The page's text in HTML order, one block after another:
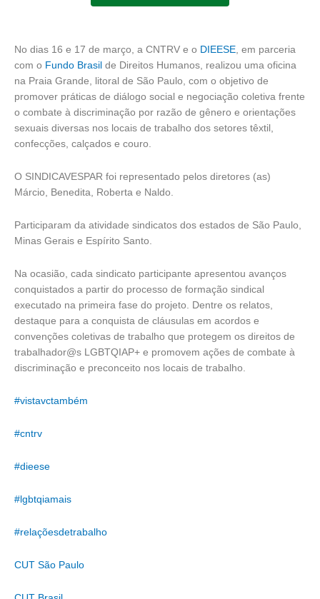
No dias 16 e 17 de março, a CNTRV e o DIEESE, em parceria
com o Fundo Brasil de Direitos Humanos, realizou uma oficina
na Praia Grande, litoral de São Paulo, com o objetivo de
promover práticas de diálogo social e negociação coletiva frente
o combate à discriminação por razão de gênero e orientações
sexuais diversas nos locais de trabalho dos setores têxtil,
confecções, calçados e couro.
O SINDICAVESPAR foi representado pelos diretores (as)
Márcio, Benedita, Roberta e Naldo.
Participaram da atividade sindicatos dos estados de São Paulo,
Minas Gerais e Espírito Santo.
Na ocasião, cada sindicato participante apresentou avanços
conquistados a partir do processo de formação sindical
executado na primeira fase do projeto. Dentre os relatos,
destaque para a conquista de cláusulas em acordos e
convenções coletivas de trabalho que protegem os direitos de
trabalhador@s LGBTQIAP+ e promovem ações de combate à
discriminação e preconceito nos locais de trabalho.
#vistavctambém
#cntrv
#dieese
#lgbtqiamais
#relaçõesdetrabalho
CUT São Paulo